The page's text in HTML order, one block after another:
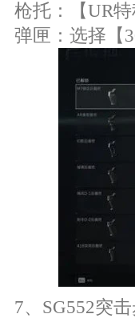
枪托：【UR
弹匣：选择【
7、SG552突